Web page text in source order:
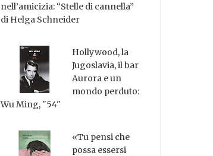
nell’amicizia: “Stelle di cannella”
di Helga Schneider
Hollywood, la
Jugoslavia, il bar
Aurora e un
mondo perduto:
Wu Ming, "54"
«Tu pensi che
possa essersi